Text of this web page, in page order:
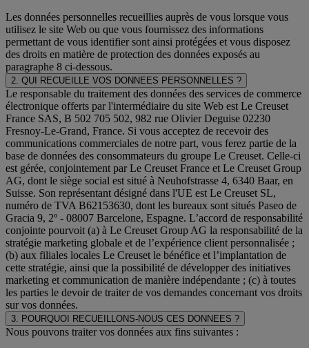
Les données personnelles recueillies auprès de vous lorsque vous
utilisez le site Web ou que vous fournissez des informations
permettant de vous identifier sont ainsi protégées et vous disposez
des droits en matière de protection des données exposés au
paragraphe 8 ci-dessous.
2. QUI RECUEILLE VOS DONNEES PERSONNELLES ?
Le responsable du traitement des données des services de commerce
électronique offerts par l'intermédiaire du site Web est Le Creuset
France SAS, B 502 705 502, 982 rue Olivier Deguise 02230
Fresnoy-Le-Grand, France. Si vous acceptez de recevoir des
communications commerciales de notre part, vous ferez partie de la
base de données des consommateurs du groupe Le Creuset. Celle-ci
est gérée, conjointement par Le Creuset France et Le Creuset Group
AG, dont le siège social est situé à Neuhofstrasse 4, 6340 Baar, en
Suisse. Son représentant désigné dans l'UE est Le Creuset SL,
numéro de TVA B62153630, dont les bureaux sont situés Paseo de
Gracia 9, 2º - 08007 Barcelone, Espagne. L’accord de responsabilité
conjointe pourvoit (a) à Le Creuset Group AG la responsabilité de la
stratégie marketing globale et de l’expérience client personnalisée ;
(b) aux filiales locales Le Creuset le bénéfice et l’implantation de
cette stratégie, ainsi que la possibilité de développer des initiatives
marketing et communication de manière indépendante ; (c) à toutes
les parties le devoir de traiter de vos demandes concernant vos droits
sur vos données.
3. POURQUOI RECUEILLONS-NOUS CES DONNEES ?
Nous pouvons traiter vos données aux fins suivantes :